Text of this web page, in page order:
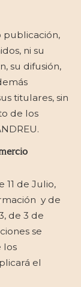
publicación,
ni su
su difusión,
titulares, sin
de los
11 de Julio,
y de
de 3 de
se
los
el